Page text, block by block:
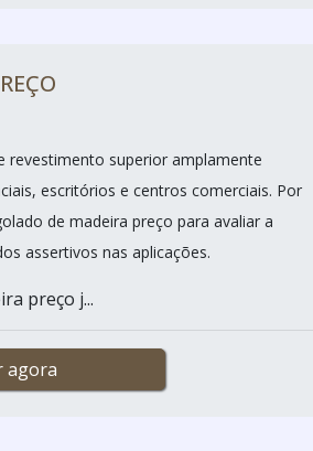
revestimento superior amplamente
escritórios e centros comerciais. Por
de madeira preço para avaliar a
assertivos nas aplicações.
preço j...
agora